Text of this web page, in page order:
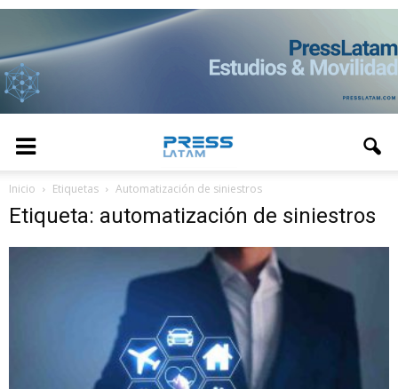
Inicio Etiquetas Automatización de siniestros
Etiqueta: automatización de siniestros